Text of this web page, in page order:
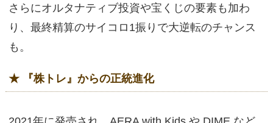
さらにオルタナティブ投資や宝くじの要素も加わ
り、最終精算のサイコロ1振りで大逆転のチャンス
も。
★ 『株トレ』からの正統進化